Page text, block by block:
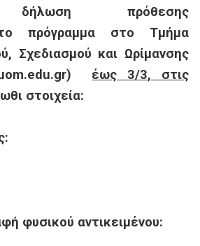
δήλωση πρόθεσης
πρόγραμμα στο Τμήμα
Σχεδιασμού και Ωρίμανσης
έως 3/3, στις
στοιχεία:
φυσικού αντικειμένου: